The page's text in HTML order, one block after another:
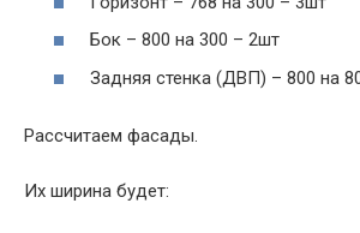
Бок – 800 на 300 – 2шт
Задняя стенка (ДВП) – 800 на
Рассчитаем фасады.
Их ширина будет: